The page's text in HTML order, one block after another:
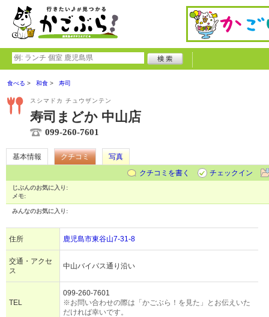
食べる 和食 寿司
スシマドカ チュウザンテン
寿司まどか 中山店
099-260-7601
基本情報 クチコミ
写真
クチコミを書く
チェックイン
じぶんのお気に入り:
メモ:
みんなのお気に入り:
住所 鹿児島市東谷山7-31-8
交通・アクセ
ス
中山バイパス通り沿い
TEL
099-260-7601
※お問い合わせの際は「かごぶら！を見た」とお伝えいた
だければ幸いです。